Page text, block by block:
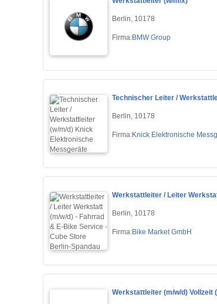
Berlin, 10178
Firma:BMW Group
Technischer Leiter /
Berlin, 10178
Firma:Knick Elektronische
Werkstattleiter / Leiter
Berlin, 10178
Firma:Bike Market GmbH
Werkstattleiter (m/w/d) Vollzeit